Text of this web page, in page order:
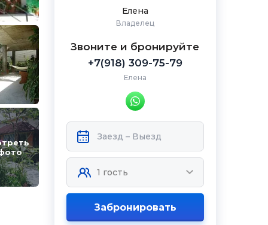
Елена
Владелец
Звоните и бронируйте
+7(918) 309-75-79
Елена
Забронировать